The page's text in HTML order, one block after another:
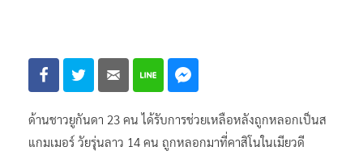
ด้านชาวยูกันดา 23 คน ได้รับการช่วยเหลือหลังถูกหลอกเป็นส
แกมเมอร์ วัยรุ่นลาว 14 คน ถูกหลอกมาที่คาสิโนในเมียวดี